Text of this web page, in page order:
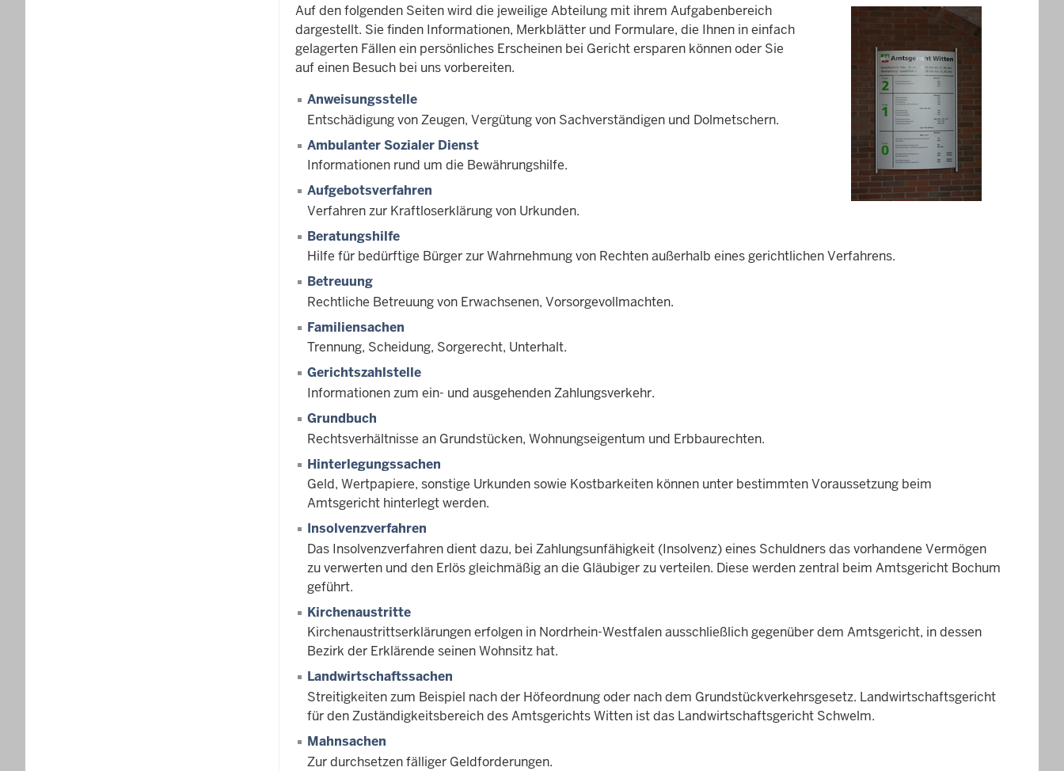
Auf den folgenden Seiten wird die jeweilige Abteilung mit ihrem Aufgabenbereich
dargestellt. Sie finden Informationen, Merkblätter und Formulare, die Ihnen in einfach
gelagerten Fällen ein persönliches Erscheinen bei Gericht ersparen können oder Sie
auf einen Besuch bei uns vorbereiten.
Anweisungsstelle
Entschädigung von Zeugen, Vergütung von Sachverständigen und Dolmetschern.
Ambulanter Sozialer Dienst
Informationen rund um die Bewährungshilfe.
Aufgebotsverfahren
Verfahren zur Kraftloserklärung von Urkunden.
Beratungshilfe
Hilfe für bedürftige Bürger zur Wahrnehmung von Rechten außerhalb eines gerichtlichen Verfahrens.
Betreuung
Rechtliche Betreuung von Erwachsenen, Vorsorgevollmachten.
Familiensachen
Trennung, Scheidung, Sorgerecht, Unterhalt.
Gerichtszahlstelle
Informationen zum ein- und ausgehenden Zahlungsverkehr.
Grundbuch
Rechtsverhältnisse an Grundstücken, Wohnungseigentum und Erbbaurechten.
Hinterlegungssachen
Geld, Wertpapiere, sonstige Urkunden sowie Kostbarkeiten können unter bestimmten Voraussetzung beim
Amtsgericht hinterlegt werden.
Insolvenzverfahren
Das Insolvenzverfahren dient dazu, bei Zahlungsunfähigkeit (Insolvenz) eines Schuldners das vorhandene Vermögen
zu verwerten und den Erlös gleichmäßig an die Gläubiger zu verteilen. Diese werden zentral beim Amtsgericht Bochum
geführt.
Kirchenaustritte
Kirchenaustrittserklärungen erfolgen in Nordrhein-Westfalen ausschließlich gegenüber dem Amtsgericht, in dessen
Bezirk der Erklärende seinen Wohnsitz hat.
Landwirtschaftssachen
Streitigkeiten zum Beispiel nach der Höfeordnung oder nach dem Grundstückverkehrsgesetz. Landwirtschaftsgericht
für den Zuständigkeitsbereich des Amtsgerichts Witten ist das Landwirtschaftsgericht Schwelm.
Mahnsachen
Zur durchsetzen fälliger Geldforderungen.